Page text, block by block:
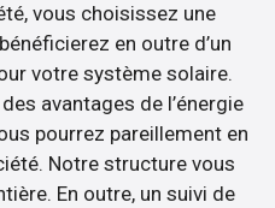
vous choisissez une
en outre d’un
votre système solaire.
avantages de l’énergie
pourrez pareillement en
Notre structure vous
En outre, un suivi de